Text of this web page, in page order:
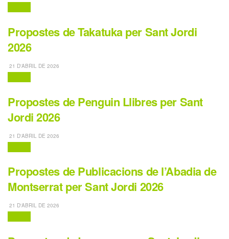
Propostes de Takatuka per Sant Jordi
2026
21 D'ABRIL DE 2026
Propostes de Penguin Llibres per Sant
Jordi 2026
21 D'ABRIL DE 2026
Propostes de Publicacions de l’Abadia de
Montserrat per Sant Jordi 2026
21 D'ABRIL DE 2026